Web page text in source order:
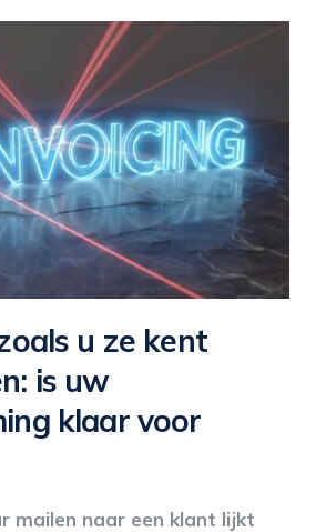
u ze kent
is uw
klaar voor
mailen naar een klant lijkt